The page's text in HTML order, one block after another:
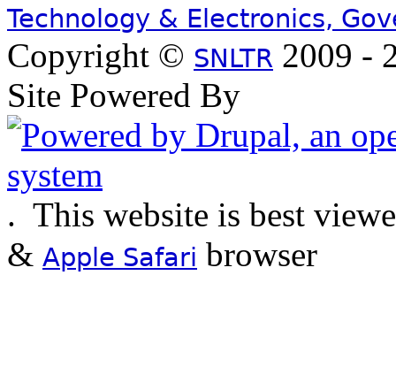
Technology & Electronics,
Copyright © SNLTR 2009 -
Site Powered By
. This website is best
& Apple Safari browser